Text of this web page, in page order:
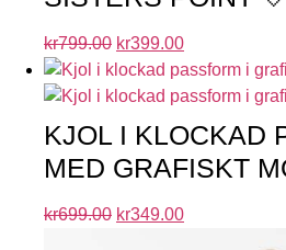
kr799.00 kr399.00
KJOL I KLOCKAD
MED GRAFISKT
kr699.00 kr349.00